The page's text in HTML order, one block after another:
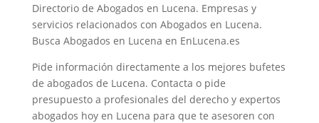
Directorio de Abogados en Lucena. Empresas y
servicios relacionados con Abogados en Lucena.
Busca Abogados en Lucena en EnLucena.es
Pide información directamente a los mejores bufetes
de abogados de Lucena. Contacta o pide
presupuesto a profesionales del derecho y expertos
abogados hoy en Lucena para que te asesoren con